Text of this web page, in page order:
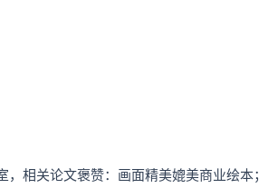
相关论文褒赞：画面精美媲美商业绘本；